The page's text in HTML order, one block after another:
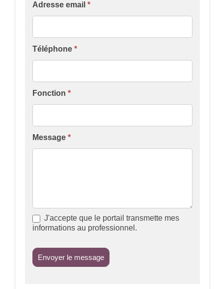
Adresse email *
Téléphone *
Fonction *
Message *
J'accepte que le portail transmette mes
informations au professionnel.
Envoyer le message